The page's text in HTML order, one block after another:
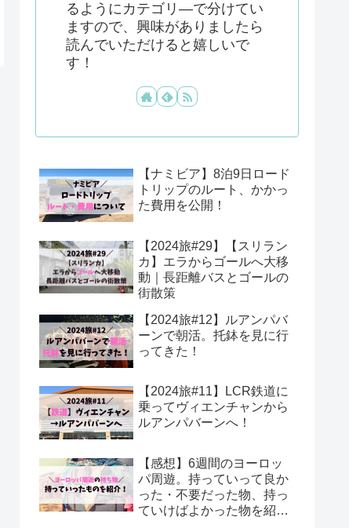
るようにカテゴリ―で分けてい
ますので、興味がありましたら
読んでいただけると嬉しいで
す！
【ナミビア】8泊9日ロード
トリップのルート、かかっ
た費用を公開！
【2024旅#29】【スリラン
カ】エラからゴールへ大移
動｜長距離バスとゴールの
街散策
【2024旅#12】ルアンパバ
ーンで朝活。托鉢を見に行
ってきた！
【2024旅#11】LCR鉄道に
乗ってヴィエンチャンから
ルアンパバーンへ！
【感想】6週間のヨーロッ
パ周遊。持っていって良か
った・不要だった物、持っ
ていけばよかった物を紹